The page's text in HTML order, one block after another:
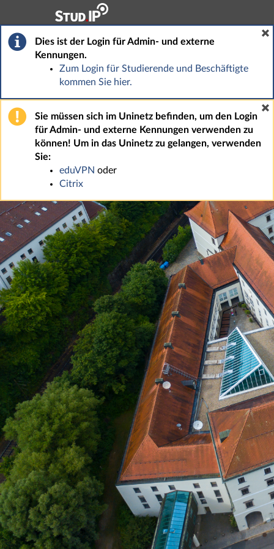
Hauptnavigation
Fußzeile
Dies ist der Login für Admin- und externe
Kennungen.
Zum Login für Studierende und Beschäftigte
kommen Sie hier.
Sie müssen sich im Uninetz befinden, um den Login
für Admin- und externe Kennungen verwenden zu
können! Um in das Uninetz zu gelangen, verwenden
Sie:
eduVPN oder
Citrix